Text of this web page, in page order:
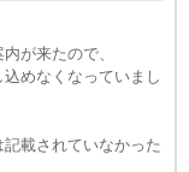
が来たので、
めなくなっていまし
載されていなかった